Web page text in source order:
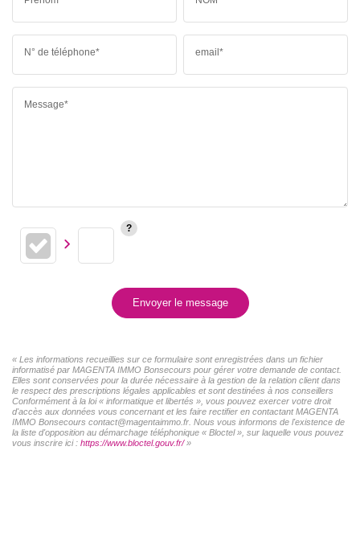
N° de téléphone* email*
Message*
Envoyer le message
« Les informations recueillies sur ce formulaire sont enregistrées dans un fichier
informatisé par MAGENTA IMMO Bonsecours pour gérer votre demande de contact.
Elles sont conservées pour la durée nécessaire à la gestion de la relation client dans
le respect des prescriptions légales applicables et sont destinées à nos conseillers
Conformément à la loi « informatique et libertés », vous pouvez exercer votre droit
d'accès aux données vous concernant et les faire rectifier en contactant MAGENTA
IMMO Bonsecours contact@magentaimmo.fr. Nous vous informons de l'existence de
la liste d'opposition au démarchage téléphonique « Bloctel », sur laquelle vous pouvez
vous inscrire ici : https://www.bloctel.gouv.fr/»